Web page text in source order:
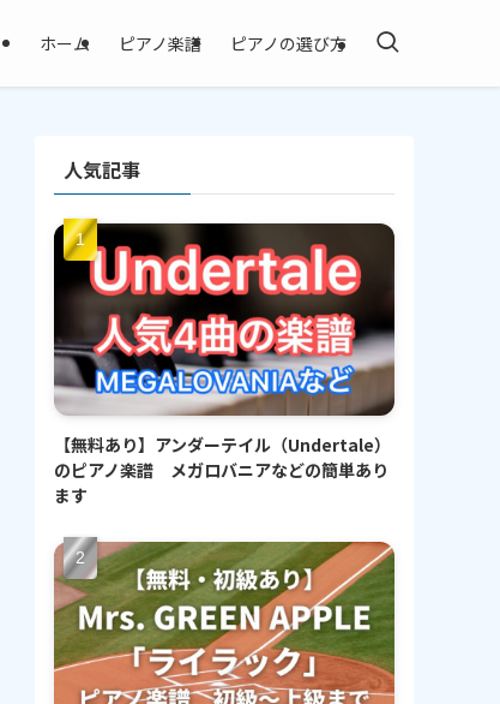
ホーム ピアノ楽譜 ピアノの選び方
人気記事
【無料あり】アンダーテイル（Undertale）
のピアノ楽譜 メガロバニアなどの簡単あり
ます